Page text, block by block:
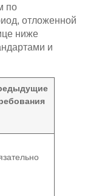
по
отложенной
ниже
и